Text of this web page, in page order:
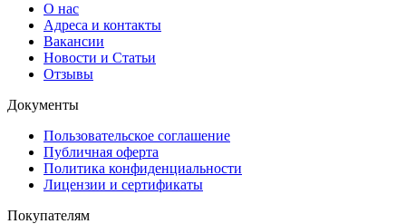
О нас
Адреса и контакты
Вакансии
Новости и Статьи
Отзывы
Документы
Пользовательское соглашение
Публичная оферта
Политика конфиденциальности
Лицензии и сертификаты
Покупателям